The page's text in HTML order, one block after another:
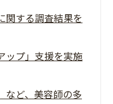
関する調査結果を
ップ」支援を実施
など、美容師の多